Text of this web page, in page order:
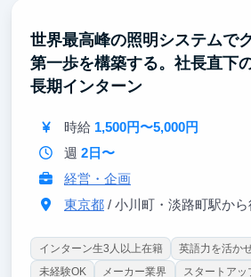
■ 将来のキャリアをデザイン：起業
せる経験を
・新規事業のコアメンバーとして初
画できる！
様なプロジェクトを経験できる！
・将来に直結する課題解決力・推進
後に即戦力として活躍できる！
世界最高峰の照明システムで
第一歩を構築する。社長直下
長期インターン
時給 1,500円〜5,000円
週 2日〜
経営・企画
東京都/ 小川町・淡路町駅から徒歩3分、JR御茶ノ
インターン生3人以上在籍 英語力を活か
未経験OK
メーカー業界 スタートアッ